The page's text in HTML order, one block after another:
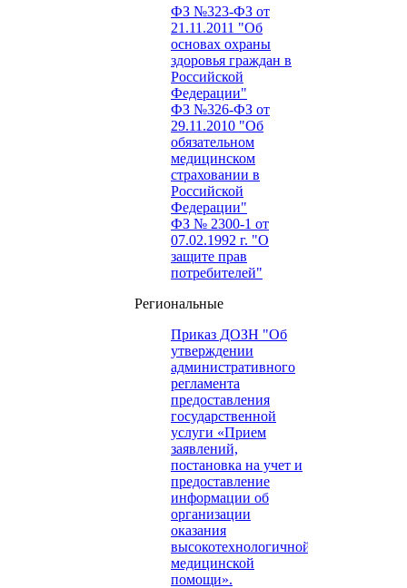
ФЗ №323-ФЗ от
21.11.2011 "Об
основах охраны
здоровья граждан в
Российской
Федерации"
ФЗ №326-ФЗ от
29.11.2010 "Об
обязательном
медицинском
страховании в
Российской
Федерации"
ФЗ № 2300-1 от
07.02.1992 г. "О
защите прав
потребителей"
Региональные
Приказ ДОЗН "Об
утверждении
административного
регламента
предоставления
государственной
услуги «Прием
заявлений,
постановка на учет и
предоставление
информации об
организации
оказания
высокотехнологичной
медицинской
помощи».